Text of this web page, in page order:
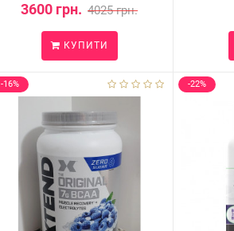
3600 грн. 4025 грн.
КУПИТИ
-16% -22%